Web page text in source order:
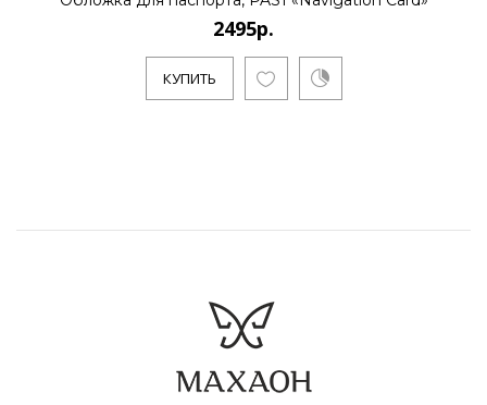
2495р.
КУПИТЬ